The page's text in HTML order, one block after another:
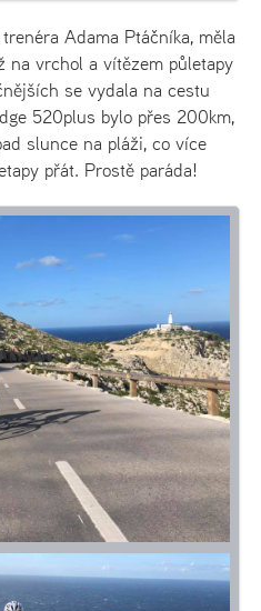
Adama Ptáčníka, měla
na vrchol a vítězem půletapy
se vydala na cestu
520plus bylo přes 200km,
slunce na pláži, co více
přát. Prostě paráda!